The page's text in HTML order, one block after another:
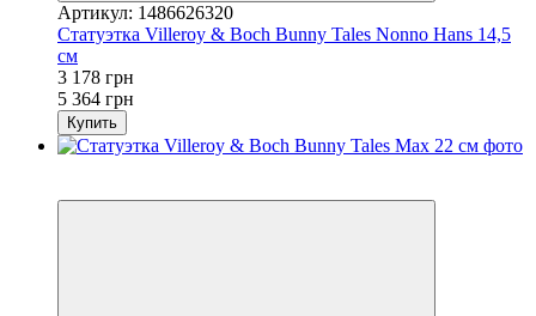
Артикул: 1486626320
Статуэтка Villeroy & Boch Bunny Tales Nonno Hans 14,5
см
3 178 грн
5 364 грн
Купить